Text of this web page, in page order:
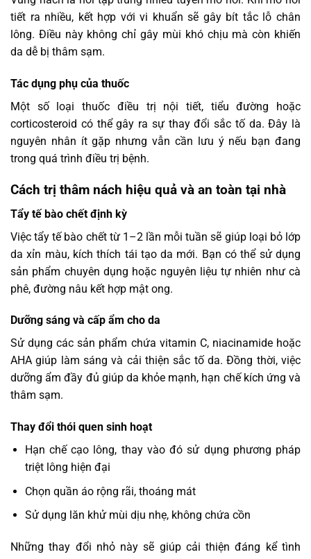
tiết ra nhiều, kết hợp với vi khuẩn sẽ gây bít tắc lỗ chân
lông. Điều này không chỉ gây mùi khó chịu mà còn khiến
da dễ bị thâm sạm.
Tác dụng phụ của thuốc
Một số loại thuốc điều trị nội tiết, tiểu đường hoặc
corticosteroid có thể gây ra sự thay đổi sắc tố da. Đây là
nguyên nhân ít gặp nhưng vẫn cần lưu ý nếu bạn đang
trong quá trình điều trị bệnh.
Cách trị thâm nách hiệu quả và an toàn tại nhà
Tẩy tế bào chết định kỳ
Việc tẩy tế bào chết từ 1–2 lần mỗi tuần sẽ giúp loại bỏ lớp
da xỉn màu, kích thích tái tạo da mới. Bạn có thể sử dụng
sản phẩm chuyên dụng hoặc nguyên liệu tự nhiên như cà
phê, đường nâu kết hợp mật ong.
Dưỡng sáng và cấp ẩm cho da
Sử dụng các sản phẩm chứa vitamin C, niacinamide hoặc
AHA giúp làm sáng và cải thiện sắc tố da. Đồng thời, việc
dưỡng ẩm đầy đủ giúp da khỏe mạnh, hạn chế kích ứng và
thâm sạm.
Thay đổi thói quen sinh hoạt
Hạn chế cạo lông, thay vào đó sử dụng phương pháp
triệt lông hiện đại
Chọn quần áo rộng rãi, thoáng mát
Sử dụng lăn khử mùi dịu nhẹ, không chứa cồn
Những thay đổi nhỏ này sẽ giúp cải thiện đáng kể tình